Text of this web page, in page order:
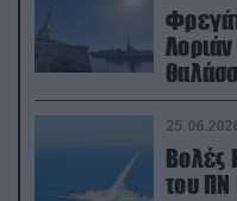
Λοριάν
θαλάσσιες
Βολές
του ΠΝ